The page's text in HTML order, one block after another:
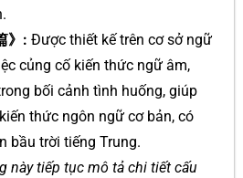
》: Được thiết kế trên cơ sở ngữ
củng cố kiến thức ngữ âm,
bối cảnh tình huống, giúp
thức ngôn ngữ cơ bản, có
bầu trời tiếng Trung.
này tiếp tục mô tả chi tiết cấu